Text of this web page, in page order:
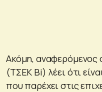
Ακόμη, αναφερόμενος
(ΤΣΕΚ Bi) λέει ότι
που παρέχει στις